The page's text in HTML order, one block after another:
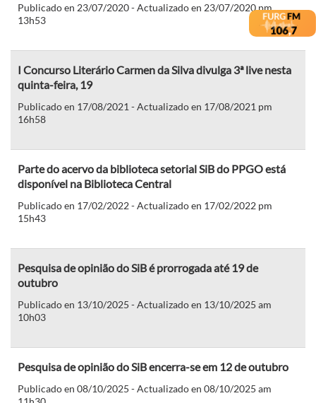
Publicado en 23/07/2020 - Actualizado en 23/07/2020 pm
13h53
I Concurso Literário Carmen da Silva divulga 3ª live nesta
quinta-feira, 19
Publicado en 17/08/2021 - Actualizado en 17/08/2021 pm
16h58
Parte do acervo da biblioteca setorial SiB do PPGO está
disponível na Biblioteca Central
Publicado en 17/02/2022 - Actualizado en 17/02/2022 pm
15h43
Pesquisa de opinião do SiB é prorrogada até 19 de
outubro
Publicado en 13/10/2025 - Actualizado en 13/10/2025 am
10h03
Pesquisa de opinião do SiB encerra-se em 12 de outubro
Publicado en 08/10/2025 - Actualizado en 08/10/2025 am